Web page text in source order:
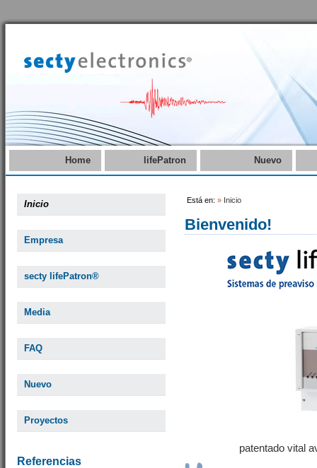
Home lifePatron Nuevo
Inicio
Empresa
secty lifePatron®
Media
FAQ
Nuevo
Proyectos
Referencias
Está en: » Inicio
Bienvenido!
patentado vital